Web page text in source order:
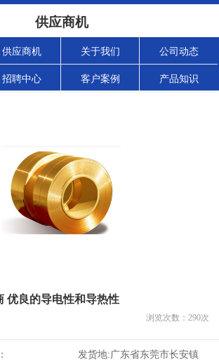
供应商机
供应商机 关于我们 公司动态
招聘中心 客户案例 产品知识
优良的导电性和导热性
浏览次数： 290次
发货地:广东省东莞市长安镇